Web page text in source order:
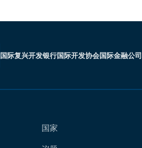
国际复兴开发银行国际开发协会国际金融公司
国家